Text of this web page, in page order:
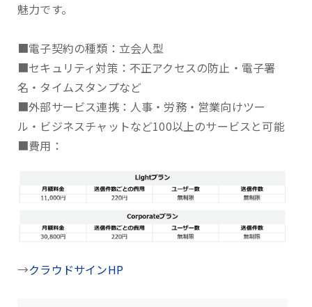
魅力です。
■電子契約の種類：立会人型
■セキュリティ対策：不正アクセスの防止・電子署
名・タイムスタンプなど
■外部サービス連携：人事・労務・営業向けツー
ル・ビジネスチャットなど100以上のサービスと可能
■費用：
→クラウドサインHP